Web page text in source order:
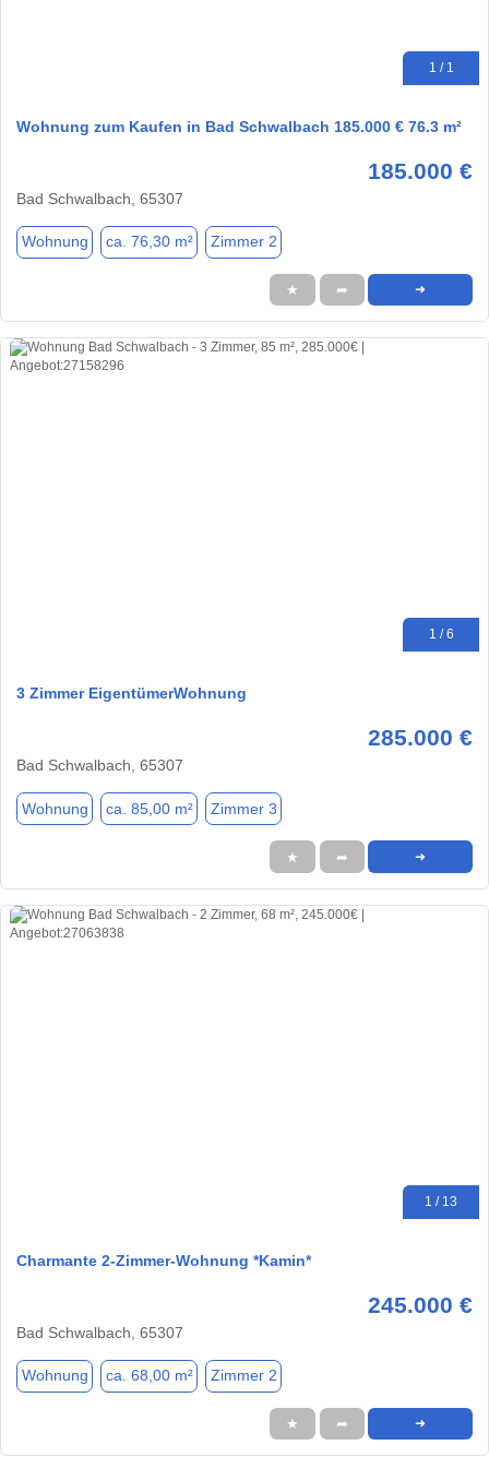
1 / 1
Wohnung zum Kaufen in Bad Schwalbach 185.000 € 76.3 m²
185.000 €
Bad Schwalbach, 65307
Wohnung ca. 76,30 m² Zimmer 2
★ ➦ ➜
1 / 6
3 Zimmer EigentümerWohnung
285.000 €
Bad Schwalbach, 65307
Wohnung ca. 85,00 m² Zimmer 3
★ ➦ ➜
1 / 13
Charmante 2-Zimmer-Wohnung *Kamin*
245.000 €
Bad Schwalbach, 65307
Wohnung ca. 68,00 m² Zimmer 2
★ ➦ ➜